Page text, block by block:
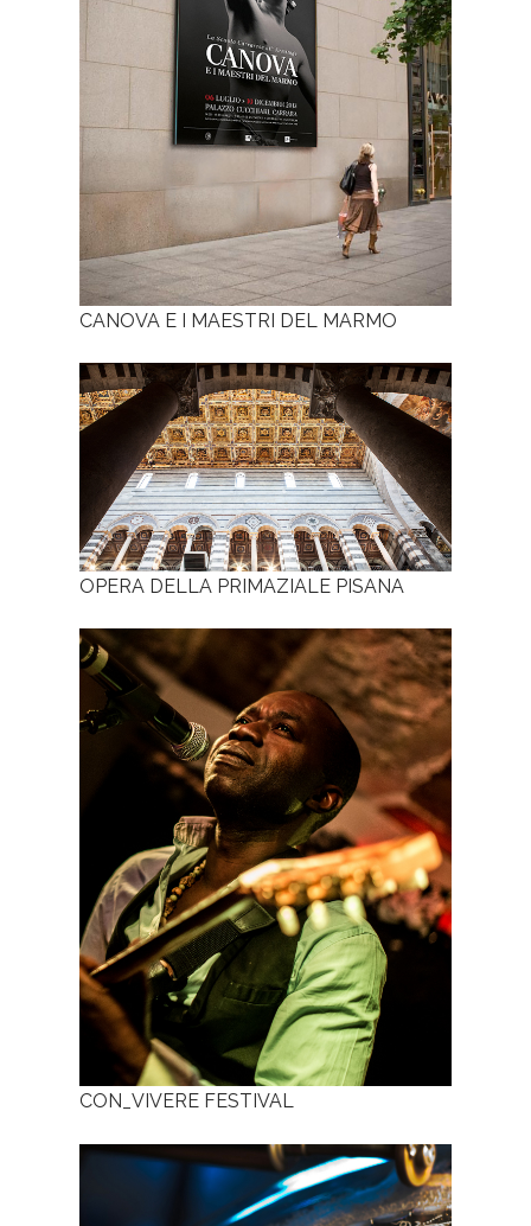
CANOVA E I MAESTRI DEL MARMO
OPERA DELLA PRIMAZIALE PISANA
CON_VIVERE FESTIVAL